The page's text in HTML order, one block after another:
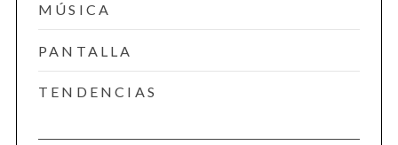
MÚSICA
PANTALLA
TENDENCIAS